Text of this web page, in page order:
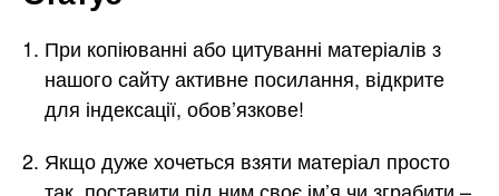
При копіюванні або цитуванні матеріалів з
нашого сайту активне посилання, відкрите
для індексації, обов’язкове!
Якщо дуже хочеться взяти матеріал просто
так, поставити під ним своє ім’я чи зграбити –